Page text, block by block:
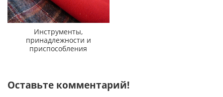
Инструменты,
принадлежности и
приспособления
Оставьте комментарий!